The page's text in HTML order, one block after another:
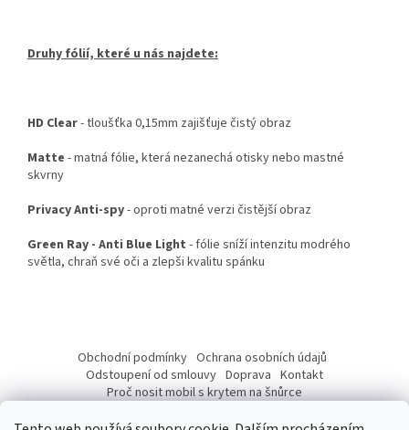
Druhy fólií, které u nás najdete:
HD Clear- tloušťka 0,15mm zajišťuje čistý obraz
Matte - matná fólie, která nezanechá otisky nebo mastné
skvrny
Privacy Anti-spy- oproti matné verzi čistější obraz
Green Ray - Anti Blue Light - fólie sníží intenzitu modrého
světla, chraň své oči a zlepši kvalitu spánku
a
Obchodní podmínky Ochrana osobních údajů
Odstoupení od smlouvy Doprava Kontakt
Proč nosit mobil s krytem na šnůrce